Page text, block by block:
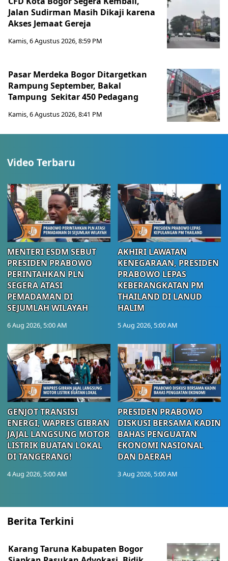
Jalan Sudirman Masih Dikaji karena
Akses Jemaat Gereja
Kamis, 6 Agustus 2026, 8:59 PM
Pasar Merdeka Bogor Ditargetkan
Rampung September, Bakal
Tampung Sekitar 450 Pedagang
Kamis, 6 Agustus 2026, 8:41 PM
Video Terbaru
MENTERI ESDM SEBUT
PRESIDEN PRABOWO
PERINTAHKAN PLN
SEGERA ATASI
PEMADAMAN DI
SEJUMLAH WILAYAH
6 Aug 2026, 5:00 AM
AKHIRI LAWATAN
KENEGARAAN, PRESIDEN
PRABOWO LEPAS
KEBERANGKATAN PM
THAILAND DI LANUD
HALIM
5 Aug 2026, 5:00 AM
GENJOT TRANSISI
ENERGI, WAPRES GIBRAN
JAJAL LANGSUNG MOTOR
LISTRIK BUATAN LOKAL
DI TANGERANG!
4 Aug 2026, 5:00 AM
PRESIDEN PRABOWO
DISKUSI BERSAMA KADIN
BAHAS PENGUATAN
EKONOMI NASIONAL
DAN DAERAH
3 Aug 2026, 5:00 AM
Berita Terkini
Karang Taruna Kabupaten Bogor